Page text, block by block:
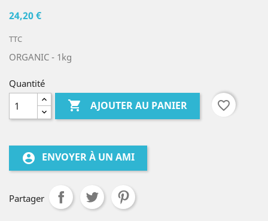
24,20 €
TTC
ORGANIC - 1kg
Quantité
 AJOUTER AU PANIER favorite_border
account_circle ENVOYER À UN AMI
Partager